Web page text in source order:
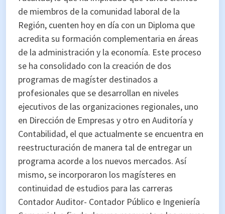
de miembros de la comunidad laboral de la
Región, cuenten hoy en día con un Diploma que
acredita su formación complementaria en áreas
de la administración y la economía. Este proceso
se ha consolidado con la creación de dos
programas de magíster destinados a
profesionales que se desarrollan en niveles
ejecutivos de las organizaciones regionales, uno
en Dirección de Empresas y otro en Auditoría y
Contabilidad, el que actualmente se encuentra en
reestructuración de manera tal de entregar un
programa acorde a los nuevos mercados. Así
mismo, se incorporaron los magísteres en
continuidad de estudios para las carreras
Contador Auditor- Contador Público e Ingeniería